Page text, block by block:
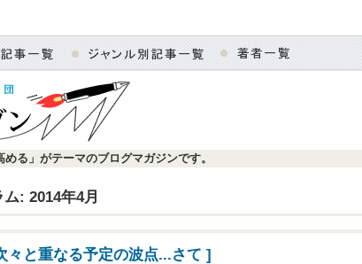
る」がテーマのブログマガジンです。
ム: 2014年4月
々と重なる予定の波点...さて ]